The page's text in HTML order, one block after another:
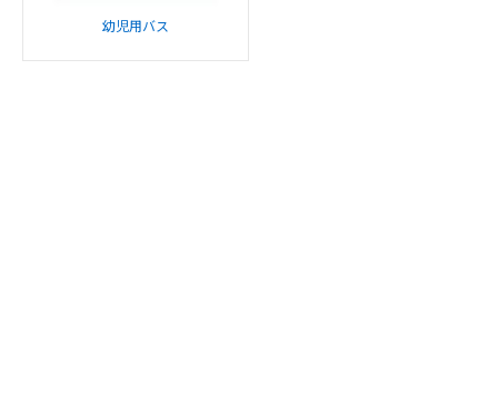
幼児用バス